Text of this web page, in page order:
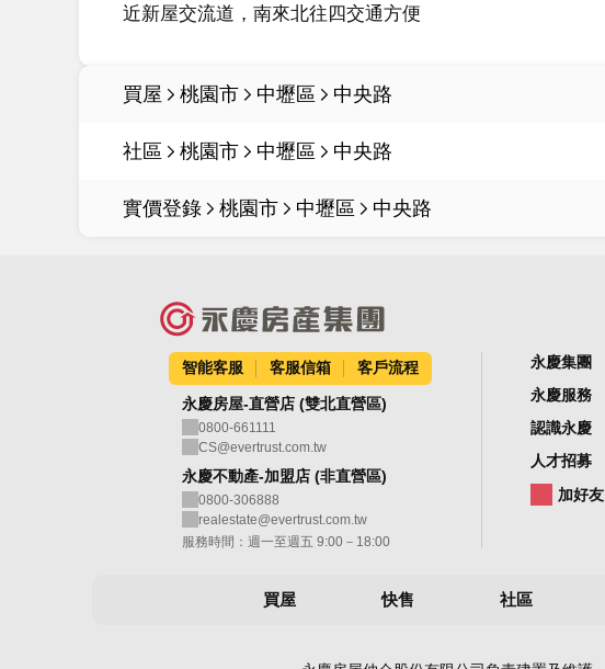
近新屋交流道，南來北往四交通方便
買屋 桃園市 中壢區 中央路
社區 桃園市 中壢區 中央路
實價登錄 桃園市 中壢區 中央路
智能客服 客服信箱 客戶流程
永慶房屋-直營店 (雙北直營區)
0800-661111
CS@evertrust.com.tw
永慶不動產-加盟店 (非直營區)
0800-306888
realestate@evertrust.com.tw
服務時間：週一至週五 9:00－18:00
永慶集團
永慶服務
認識永慶
人才招募
加好友
買屋
地圖找房
快售
免費房價諮詢
社區